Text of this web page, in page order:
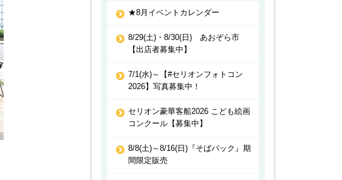
★8月イベントカレンダー
8/29(土)・8/30(日) あおぞら市
【出店者募集中】
7/1(水)～【#セリオンフォトコン
2026】写真募集中！
セリオン豪華客船2026 こども絵画
コンクール【募集中】
8/8(土)～8/16(日)『そばパック』期
間限定販売